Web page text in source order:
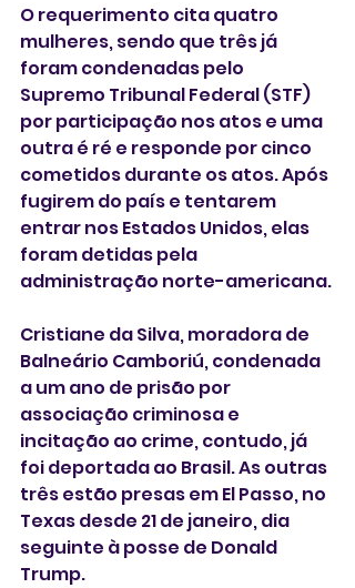
O requerimento cita quatro
mulheres, sendo que três já
foram condenadas pelo
Supremo Tribunal Federal (STF)
por participação nos atos e uma
outra é ré e responde por cinco
cometidos durante os atos. Após
fugirem do país e tentarem
entrar nos Estados Unidos, elas
foram detidas pela
administração norte-americana.
Cristiane da Silva, moradora de
Balneário Camboriú, condenada
a um ano de prisão por
associação criminosa e
incitação ao crime, contudo, já
foi deportada ao Brasil. As outras
três estão presas em El Passo, no
Texas desde 21 de janeiro, dia
seguinte à posse de Donald
Trump.